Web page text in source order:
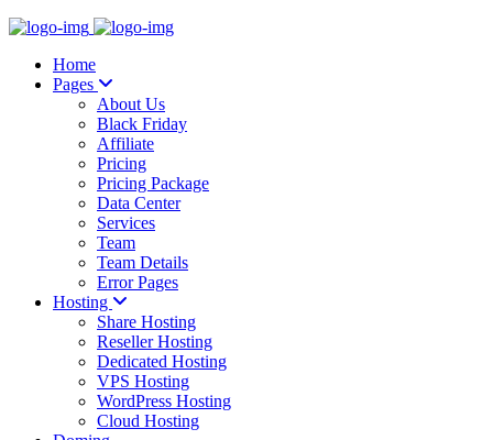
Home
Pages
About Us
Black Friday
Affiliate
Pricing
Pricing Package
Data Center
Services
Team
Team Details
Error Pages
Hosting
Share Hosting
Reseller Hosting
Dedicated Hosting
VPS Hosting
WordPress Hosting
Cloud Hosting